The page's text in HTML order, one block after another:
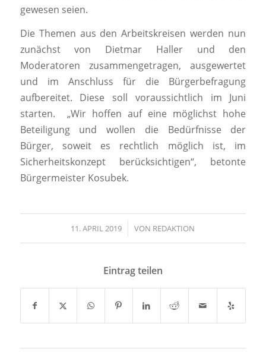
gewesen seien.
Die Themen aus den Arbeitskreisen werden nun
zunächst von Dietmar Haller und den
Moderatoren zusammengetragen, ausgewertet
und im Anschluss für die Bürgerbefragung
aufbereitet. Diese soll voraussichtlich im Juni
starten. „Wir hoffen auf eine möglichst hohe
Beteiligung und wollen die Bedürfnisse der
Bürger, soweit es rechtlich möglich ist, im
Sicherheitskonzept berücksichtigen“, betonte
Bürgermeister Kosubek.
11. APRIL 2019
/ VON REDAKTION
Eintrag teilen